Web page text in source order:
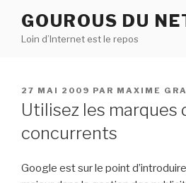
contenu
GOUROUS DU
Loin d’Internet est le repos
PUBLIÉ
LE
27 MAI 2009 PAR MAXIME
Utilisez les marques
concurrents
Google est sur le point